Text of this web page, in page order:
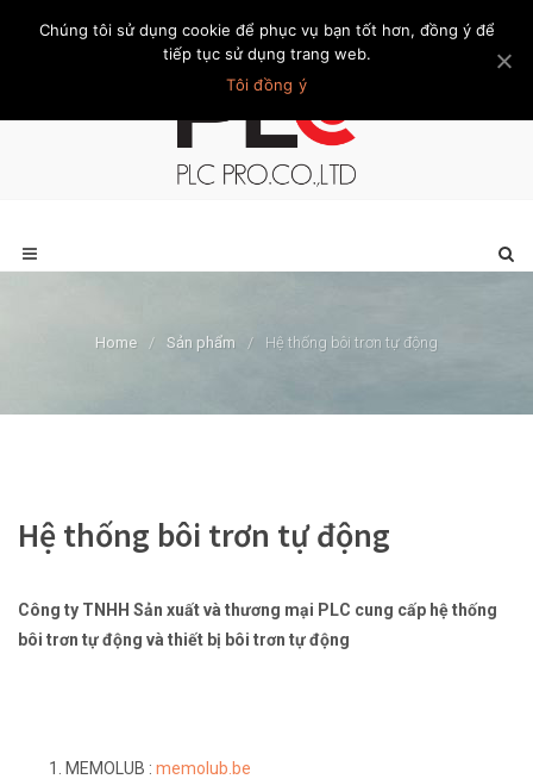
Trang chủ Giới thiệu Khách hàng Liên hệ Thành viên
Home / Sản phẩm / Hệ thống bôi trơn tự động
Hệ thống bôi trơn tự động
Công ty TNHH Sản xuất và thương mại PLC cung cấp hệ thống
bôi trơn tự động và thiết bị bôi trơn tự động
MEMOLUB : memolub.be
Chúng tôi sử dụng cookie để phục vụ bạn tốt hơn, đồng ý để
tiếp tục sử dụng trang web.
Tôi đồng ý